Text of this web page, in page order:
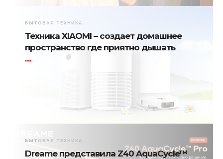
БЫТОВАЯ ТЕХНИКА
Техника XIAOMI – создает домашнее
пространство где приятно дышать
БЫТОВАЯ ТЕХНИКА
Dreame представила Z40 AquaCycle™